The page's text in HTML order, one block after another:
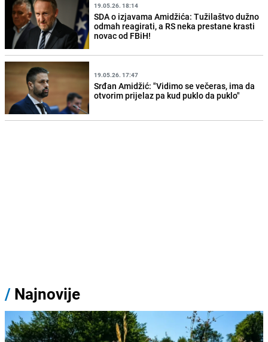
19.05.26. 18:14
SDA o izjavama Amidžića: Tužilaštvo dužno
odmah reagirati, a RS neka prestane krasti
novac od FBiH!
19.05.26. 17:47
Srđan Amidžić: "Vidimo se večeras, ima da
otvorim prijelaz pa kud puklo da puklo"
/ Najnovije